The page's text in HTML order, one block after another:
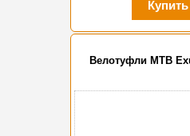
Купить
Велотуфли MTB